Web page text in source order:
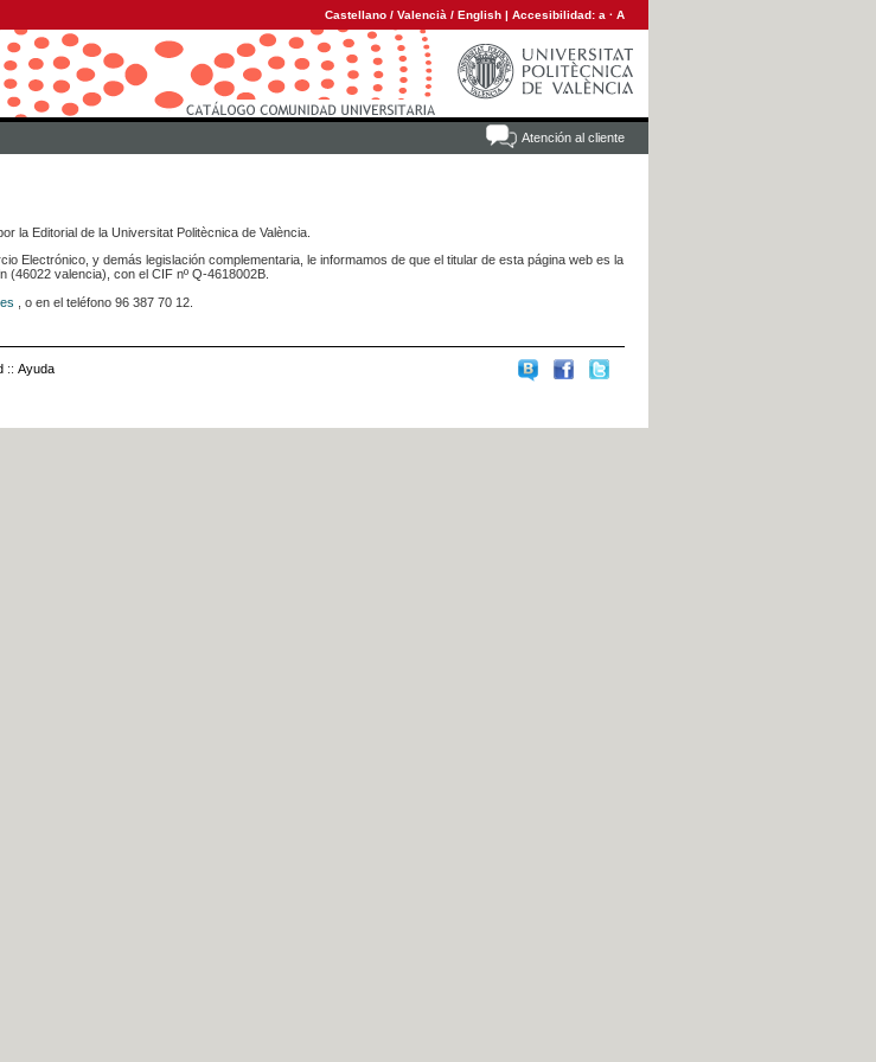
Castellano / Valencià / English | Accesibilidad: a · A
Atención al cliente
la Editorial de la Universitat Politècnica de València.
Electrónico, y demás legislación complementaria, le informamos de que el titular de esta página web es la
(46022 valencia), con el CIF nº Q-4618002B.
, o en el teléfono 96 387 70 12.
:: Ayuda